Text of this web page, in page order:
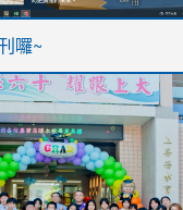
stes.tyc.edu.tw/
stes.tyc.edu.tw/
囉~